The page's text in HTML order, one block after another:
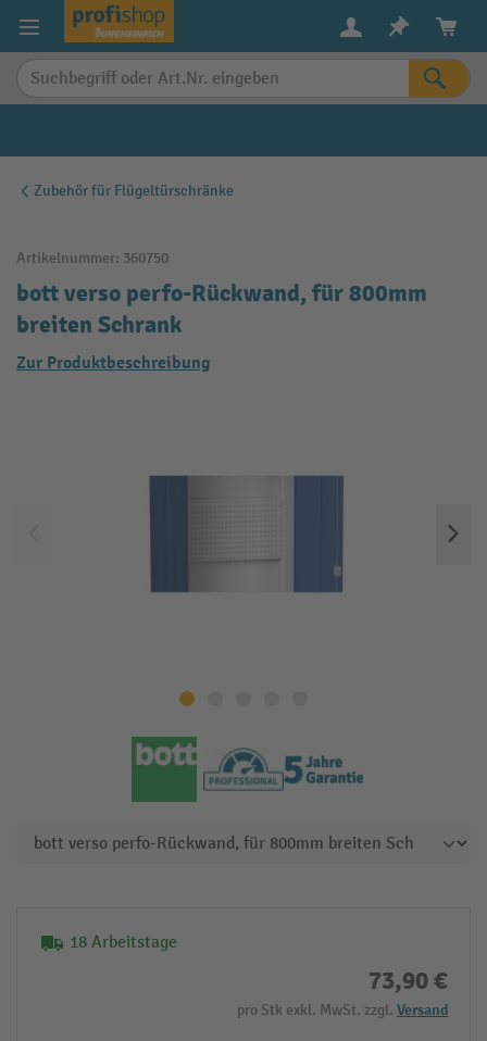
springen
Zubehör für Flügeltürschränke
Artikelnummer: 360750
bott verso perfo-Rückwand, für 800mm
breiten Schrank
Zur Produktbeschreibung
18 Arbeitstage
73,90 €
pro Stk exkl. MwSt. zzgl. Versand